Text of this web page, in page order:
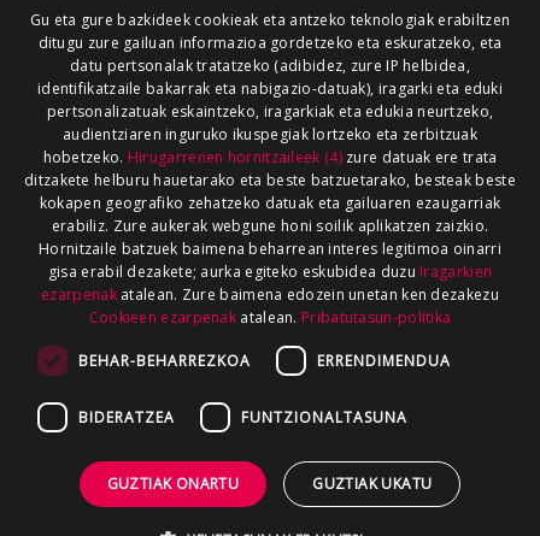
Gu eta gure bazkideek cookieak eta antzeko teknologiak erabiltzen
ditugu zure gailuan informazioa gordetzeko eta eskuratzeko, eta
datu pertsonalak tratatzeko (adibidez, zure IP helbidea,
identifikatzaile bakarrak eta nabigazio-datuak), iragarki eta eduki
pertsonalizatuak eskaintzeko, iragarkiak eta edukia neurtzeko,
audientziaren inguruko ikuspegiak lortzeko eta zerbitzuak
hobetzeko. Hirugarrenen hornitzaileek (4)zure datuak ere trata
ditzakete helburu hauetarako eta beste batzuetarako, besteak beste
kokapen geografiko zehatzeko datuak eta gailuaren ezaugarriak
erabiliz. Zure aukerak webgune honi soilik aplikatzen zaizkio.
Hornitzaile batzuek baimena beharrean interes legitimoa oinarri
gisa erabil dezakete; aurka egiteko eskubidea duzu Iragarkien
ezarpenakatalean. Zure baimena edozein unetan ken dezakezu
Cookieen ezarpenak atalean. Pribatutasun-politika
BEHAR-BEHARREZKOA ERRENDIMENDUA
BIDERATZEA FUNTZIONALTASUNA
GUZTIAK ONARTU GUZTIAK UKATU